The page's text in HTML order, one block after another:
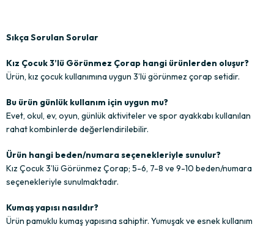
Sıkça Sorulan Sorular
Kız Çocuk 3’lü Görünmez Çorap hangi ürünlerden oluşur?
Ürün, kız çocuk kullanımına uygun 3’lü görünmez çorap setidir.
Bu ürün günlük kullanım için uygun mu?
Evet, okul, ev, oyun, günlük aktiviteler ve spor ayakkabı kullanılan
rahat kombinlerde değerlendirilebilir.
Ürün hangi beden/numara seçenekleriyle sunulur?
Kız Çocuk 3’lü Görünmez Çorap; 5-6, 7-8 ve 9-10 beden/numara
seçenekleriyle sunulmaktadır.
Kumaş yapısı nasıldır?
Ürün pamuklu kumaş yapısına sahiptir. Yumuşak ve esnek kullanım